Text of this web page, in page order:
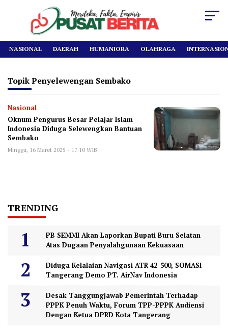
NASIONAL DAERAH HUMANIORA OLAHRAGA
Topik Penyelewengan Sembako
Nasional
Oknum Pengurus Besar Pelajar Islam
Indonesia Diduga Selewengkan Bantuan
Sembako
Minggu, 16 Maret 2025 - 17:10 WIB
TRENDING
PB SEMMI Akan Laporkan Bupati Buru Selatan
Atas Dugaan Penyalahgunaan Kekuasaan
Diduga Kelalaian Navigasi ATR 42-500, SOMASI
Tangerang Demo PT. AirNav Indonesia
Desak Tanggungjawab Pemerintah Terhadap
PPPK Penuh Waktu, Forum TPP-PPPK Audiensi
Dengan Ketua DPRD Kota Tangerang